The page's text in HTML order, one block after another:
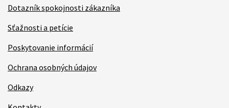
Dotazník spokojnosti zákazníka
Sťažnosti a petície
Poskytovanie informácií
Ochrana osobných údajov
Odkazy